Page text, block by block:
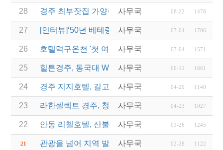
28 경주 최부잣집 가양주 ‘대몽재1779’ 대통령 취임 만
사무국 08-22 1478
27 [인터뷰]‘50년 베테랑’ 힐튼경주 김남철 총지배인 “
사무국 07-04 1706
26 호텔덕구온천 '첫 여성 총지배인' 새 역사를 쓰다
사무국 07-04 1571
25 힐튼경주, 동국대 WISE캠퍼스에 12년째 장학금 전
사무국 06-11 1661
24 경주 지지호텔, 길고양이가 맺어준 인연 ‘특별전시’
사무국 04-29 1140
23 라한셀렉트 경주, 청년 로컬 예술가 지원 확대
사무국 04-23 1027
22 안동 리첼호텔, 산불 대피 주민들에게 무료 숙식 제공
사무국 03-26 1245
21 관광을 넘어 지역 발전으로… 라한호텔, 로컬상생
사무국 02-28 1122